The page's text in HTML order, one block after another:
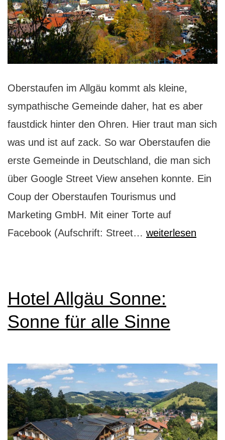
Oberstaufen im Allgäu kommt als kleine,
sympathische Gemeinde daher, hat es aber
faustdick hinter den Ohren. Hier traut man sich
was und ist auf zack. So war Oberstaufen die
erste Gemeinde in Deutschland, die man sich
über Google Street View ansehen konnte. Ein
Coup der Oberstaufen Tourismus und
Marketing GmbH. Mit einer Torte auf
Facebook (Aufschrift: Street… Oberstaufen
weiterlesen
Hotel Allgäu Sonne:
Sonne für alle Sinne